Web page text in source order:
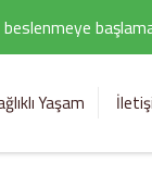
beslenmeye
Yaşam